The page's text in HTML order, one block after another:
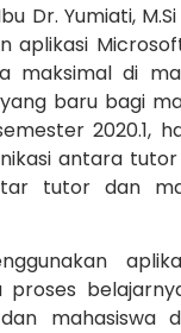
Dr. Yumiati,
aplikasi
maksimal di
baru bagi
2020.1,
antara
tutor dan
mahasiswa